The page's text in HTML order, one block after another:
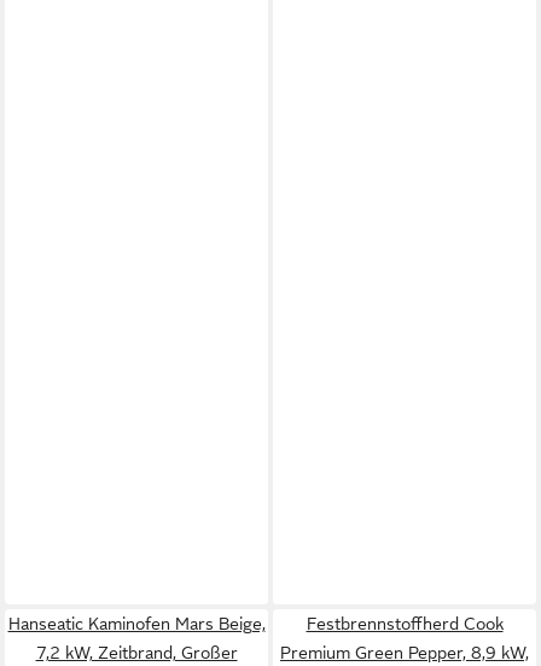
Hanseatic Kaminofen Mars Beige,
7,2 kW, Zeitbrand, Großer
Festbrennstoffherd Cook
Premium Green Pepper, 8,9 kW,